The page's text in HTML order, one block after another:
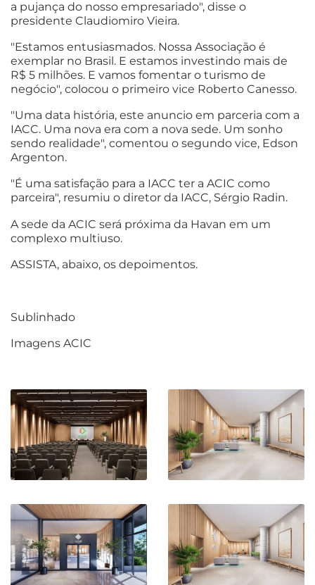
a pujança do nosso empresariado", disse o
presidente Claudiomiro Vieira.
"Estamos entusiasmados. Nossa Associação é
exemplar no Brasil. E estamos investindo mais de
R$ 5 milhões. E vamos fomentar o turismo de
negócio", colocou o primeiro vice Roberto Canesso.
"Uma data história, este anuncio em parceria com a
IACC. Uma nova era com a nova sede. Um sonho
sendo realidade", comentou o segundo vice, Edson
Argenton.
"É uma satisfação para a IACC ter a ACIC como
parceira", resumiu o diretor da IACC, Sérgio Radin.
A sede da ACIC será próxima da Havan em um
complexo multiuso.
ASSISTA, abaixo, os depoimentos.
Sublinhado
Imagens ACIC